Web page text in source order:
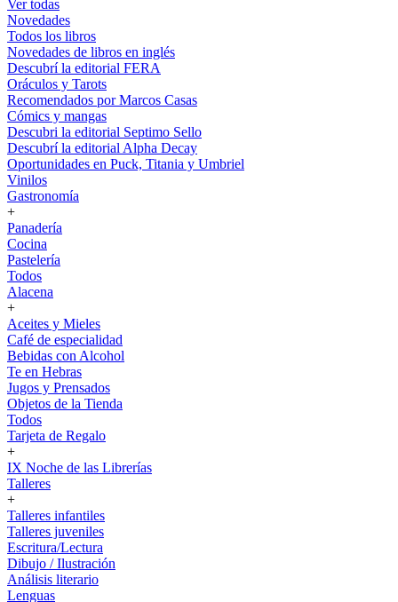
Ver todas
Novedades
Todos los libros
Novedades de libros en inglés
Descubrí la editorial FERA
Oráculos y Tarots
Recomendados por Marcos Casas
Cómics y mangas
Descubri la editorial Septimo Sello
Descubrí la editorial Alpha Decay
Oportunidades en Puck, Titania y Umbriel
Vinilos
Gastronomía
+
Panadería
Cocina
Pastelería
Todos
Alacena
+
Aceites y Mieles
Café de especialidad
Bebidas con Alcohol
Te en Hebras
Jugos y Prensados
Objetos de la Tienda
Todos
Tarjeta de Regalo
+
IX Noche de las Librerías
Talleres
+
Talleres infantiles
Talleres juveniles
Escritura/Lectura
Dibujo / Ilustración
Análisis literario
Lenguas